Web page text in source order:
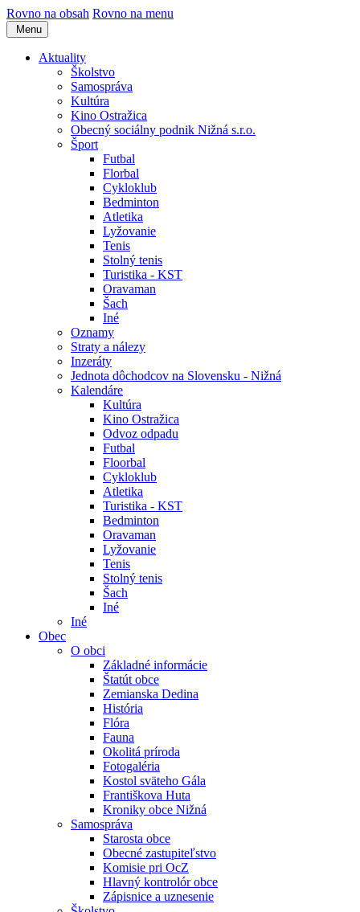
Rovno na obsah Rovno na menu
Menu
Aktuality
Školstvo
Samospráva
Kultúra
Kino Ostražica
Obecný sociálny podnik Nižná s.r.o.
Šport
Futbal
Florbal
Cykloklub
Bedminton
Atletika
Lyžovanie
Tenis
Stolný tenis
Turistika - KST
Oravaman
Šach
Iné
Oznamy
Straty a nálezy
Inzeráty
Jednota dôchodcov na Slovensku - Nižná
Kalendáre
Kultúra
Kino Ostražica
Odvoz odpadu
Futbal
Floorbal
Cykloklub
Atletika
Turistika - KST
Bedminton
Oravaman
Lyžovanie
Tenis
Stolný tenis
Šach
Iné
Iné
Obec
O obci
Základné informácie
Štatút obce
Zemianska Dedina
História
Flóra
Fauna
Okolitá príroda
Fotogaléria
Kostol sväteho Gála
Františkova Huta
Kroniky obce Nižná
Samospráva
Starosta obce
Obecné zastupiteľstvo
Komisie pri OcZ
Hlavný kontrolór obce
Zápisnice a uznesenie